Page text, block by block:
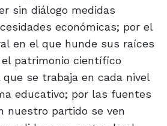
sin diálogo medidas
económicas; por el
en el que hunde sus raíces
patrimonio científico
se trabaja en cada nivel
educativo; por las fuentes
nuestro partido se ven